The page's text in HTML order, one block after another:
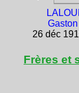
26 déc
Frères et